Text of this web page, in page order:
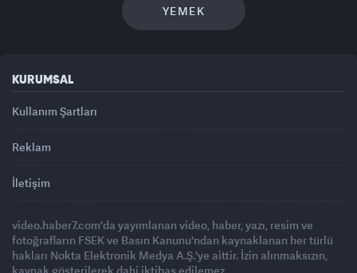
YEMEK
KURUMSAL
Kullanım Şartları
Reklam
İletişim
video.haber7.com'da yayımlanan video, haber, yazı, resim ve
fotoğrafların FSEK ve Basın Kanunu'ndan kaynaklanan her türlü
hakları Nokta Elektronik Medya A.Ş.'ye aittir. İzin alınmaksızın,